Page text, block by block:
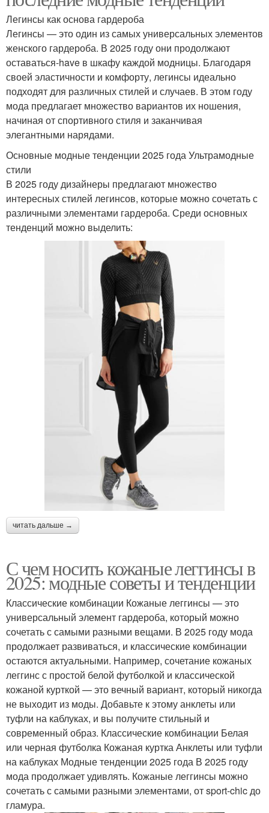
Легинсы как основа гардероба
Легинсы — это один из самых универсальных элементов
женского гардероба. В 2025 году они продолжают
оставаться-have в шкафу каждой модницы. Благодаря
своей эластичности и комфорту, легинсы идеально
подходят для различных стилей и случаев. В этом году
мода предлагает множество вариантов их ношения,
начиная от спортивного стиля и заканчивая
элегантными нарядами.
Основные модные тенденции 2025 года Ультрамодные
стили
В 2025 году дизайнеры предлагают множество
интересных стилей легинсов, которые можно сочетать с
различными элементами гардероба. Среди основных
тенденций можно выделить:
читать дальше →
С чем носить кожаные леггинсы в
2025: модные советы и тенденции
Классические комбинации Кожаные леггинсы — это
универсальный элемент гардероба, который можно
сочетать с самыми разными вещами. В 2025 году мода
продолжает развиваться, и классические комбинации
остаются актуальными. Например, сочетание кожаных
леггинс с простой белой футболкой и классической
кожаной курткой — это вечный вариант, который никогда
не выходит из моды. Добавьте к этому анклеты или
туфли на каблуках, и вы получите стильный и
современный образ. Классические комбинации Белая
или черная футболка Кожаная куртка Анклеты или туфли
на каблуках Модные тенденции 2025 года В 2025 году
мода продолжает удивлять. Кожаные леггинсы можно
сочетать с самыми разными элементами, от sport-chic до
гламура.